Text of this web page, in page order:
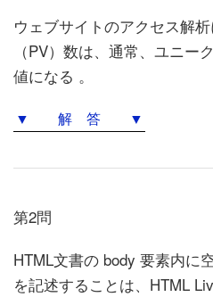
ウェブサイトのアクセス解
（PV）数は、通常、ユニー
値になる 。
▼ 解 答 ▼
第2問
HTML文書の body 要素内に
を記述することは、HTML